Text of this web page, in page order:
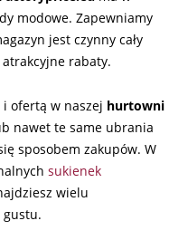
modowe. Zapewniamy
jest czynny cały
rabaty.
ofertą w naszej hurtowni
nawet te same ubrania
sposobem zakupów. W
sukienek
wielu
gustu.